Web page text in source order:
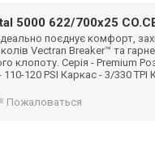
5000 622/700x25
поєднує комфорт,
Vectran Breaker™ та
клопоту. Серія - Premium
110-120 PSI Каркас - 3/330
Пожаловаться